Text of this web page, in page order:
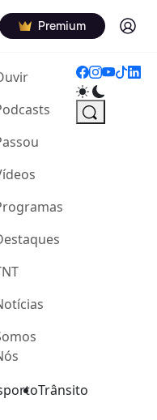
Premium Log in
(current)
Trânsito